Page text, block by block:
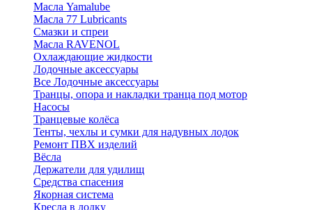
Масла Yamalube
Масла 77 Lubricants
Смазки и спреи
Масла RAVENOL
Охлаждающие жидкости
Лодочные аксессуары
Все Лодочные аксессуары
Транцы, опора и накладки транца под мотор
Насосы
Транцевые колёса
Тенты, чехлы и сумки для надувных лодок
Ремонт ПВХ изделий
Вёсла
Держатели для удилищ
Средства спасения
Якорная система
Кресла в лодку